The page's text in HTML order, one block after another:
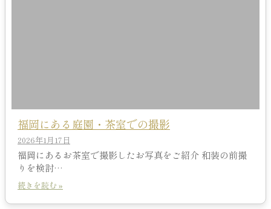
福岡にある庭園・茶室での撮影
2026年1月17日
福岡にあるお茶室で撮影したお写真をご紹介 和装の前撮
りを検討…
続きを読む »